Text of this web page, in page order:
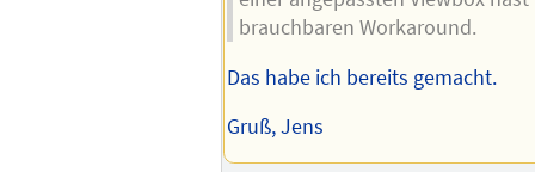
brauchbaren Workaround.
Das habe ich bereits gemacht.
Gruß, Jens